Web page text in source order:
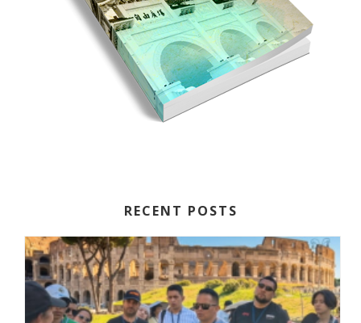
RECENT POSTS